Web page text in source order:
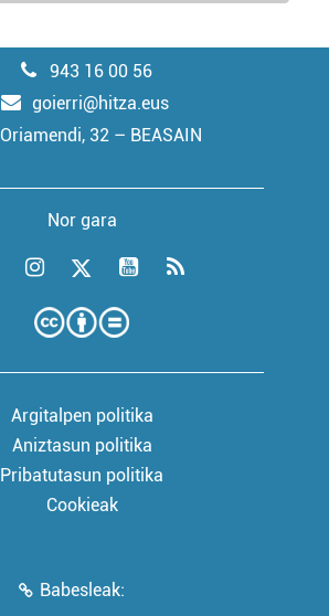
943 16 00 56
goierri@hitza.eus
Oriamendi, 32 – BEASAIN
Nor gara
Argitalpen politika
Aniztasun politika
Pribatutasun politika
Cookieak
Babesleak: